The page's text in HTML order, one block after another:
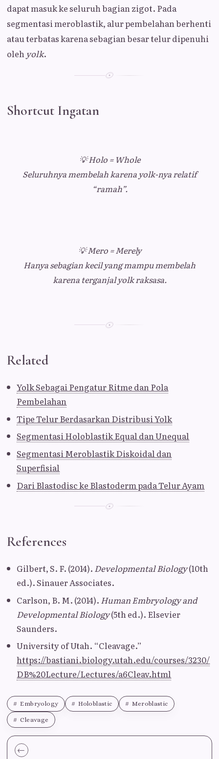
dapat masuk ke seluruh bagian zigot. Pada
segmentasi meroblastik, alur pembelahan berhenti
atau terbatas karena sebagian besar telur dipenuhi
oleh yolk.
Shortcut Ingatan
💡Holo = Whole
Seluruhnya membelah karena yolk-nya relatif
“ramah”.
💡Mero = Merely
Hanya sebagian kecil yang mampu membelah
karena terganjal yolk raksasa.
Related
Yolk Sebagai Pengatur Ritme dan Pola
Pembelahan
Tipe Telur Berdasarkan Distribusi Yolk
Segmentasi Holoblastik Equal dan Unequal
Segmentasi Meroblastik Diskoidal dan
Superfisial
Dari Blastodisc ke Blastoderm pada Telur Ayam
References
Gilbert, S. F. (2014). Developmental Biology(10th
ed.). Sinauer Associates.
Carlson, B. M. (2014). Human Embryology and
Developmental Biology(5th ed.). Elsevier
Saunders.
University of Utah. “Cleavage.”
https://bastiani.biology.utah.edu/courses/3230/
DB%20Lecture/Lectures/a6Cleav.html
Embryology Holoblastic Meroblastic
Cleavage
←